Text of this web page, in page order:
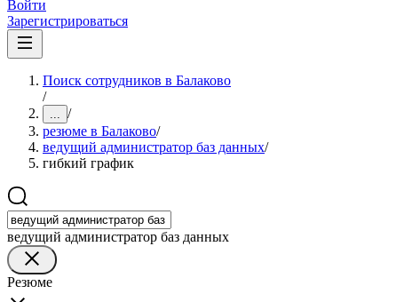
Войти
Зарегистрироваться
Поиск сотрудников в Балаково
/
... /
резюме в Балаково/
ведущий администратор баз данных/
гибкий график
ведущий администратор баз данных
Резюме